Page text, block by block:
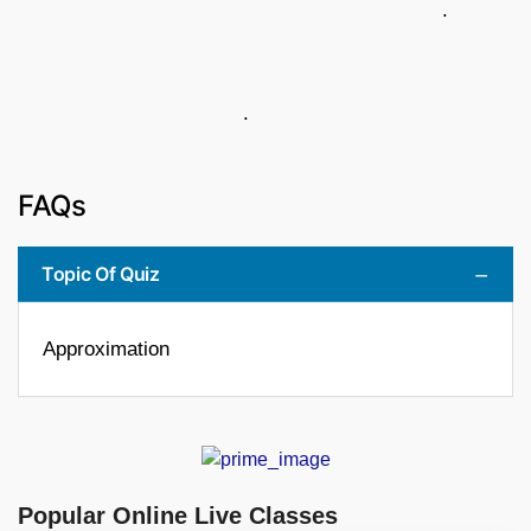
.
.
FAQs
Topic Of Quiz
Approximation
Popular Online Live Classes